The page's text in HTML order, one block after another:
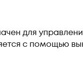
для
с помощью